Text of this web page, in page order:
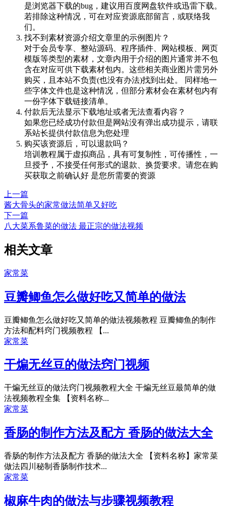
是浏览器下载的bug，建议用百度网盘软件或迅雷下载。
若排除这种情况，可在对应资源底部留言，或联络我
们。
找不到素材资源介绍文章里的示例图片？
对于会员专享、整站源码、程序插件、网站模板、网页
模版等类型的素材，文章内用于介绍的图片通常并不包
含在对应可供下载素材包内。这些相关商业图片需另外
购买，且本站不负责(也没有办法)找到出处。 同样地一
些字体文件也是这种情况，但部分素材会在素材包内有
一份字体下载链接清单。
付款后无法显示下载地址或者无法查看内容？
如果您已经成功付款但是网站没有弹出成功提示，请联
系站长提供付款信息为您处理
购买该资源后，可以退款吗？
培训教程属于虚拟商品，具有可复制性，可传播性，一
旦授予，不接受任何形式的退款、换货要求。请您在购
买获取之前确认好 是您所需要的资源
上一篇
酱大骨头的家常做法简单又好吃
下一篇
八大菜系鲁菜的做法 最正宗的做法视频
相关文章
家常菜
豆瓣鲫鱼怎么做好吃又简单的做法
豆瓣鲫鱼怎么做好吃又简单的做法视频教程 豆瓣鲫鱼的制作
方法和配料窍门视频教程 【...
家常菜
干煸无丝豆的做法窍门视频
干煸无丝豆的做法窍门视频教程大全 干煸无丝豆最简单的做
法视频教程全集 【资料名称...
家常菜
香肠的制作方法及配方 香肠的做法大全
香肠的制作方法及配方 香肠的做法大全 【资料名称】家常菜
做法四川秘制香肠制作技术...
家常菜
椒麻牛肉的做法与步骤视频教程